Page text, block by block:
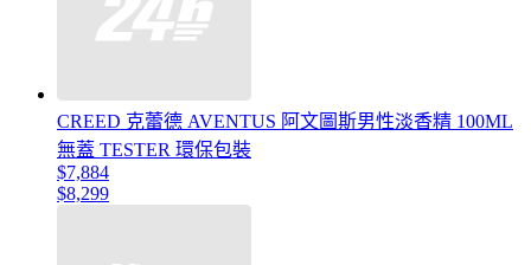
CREED 克蕾德 AVENTUS 阿文圖斯男性淡香精 100ML
無蓋 TESTER 環保包裝
$7,884
$8,299